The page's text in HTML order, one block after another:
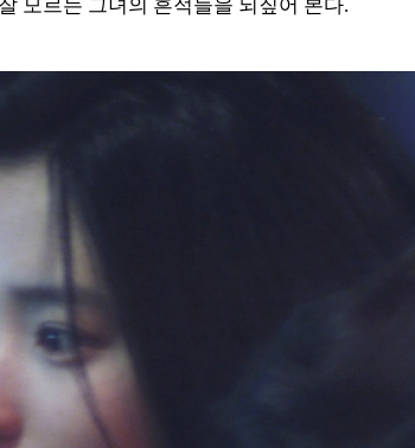
모르는 그녀의 흔적들을 되짚어 본다.